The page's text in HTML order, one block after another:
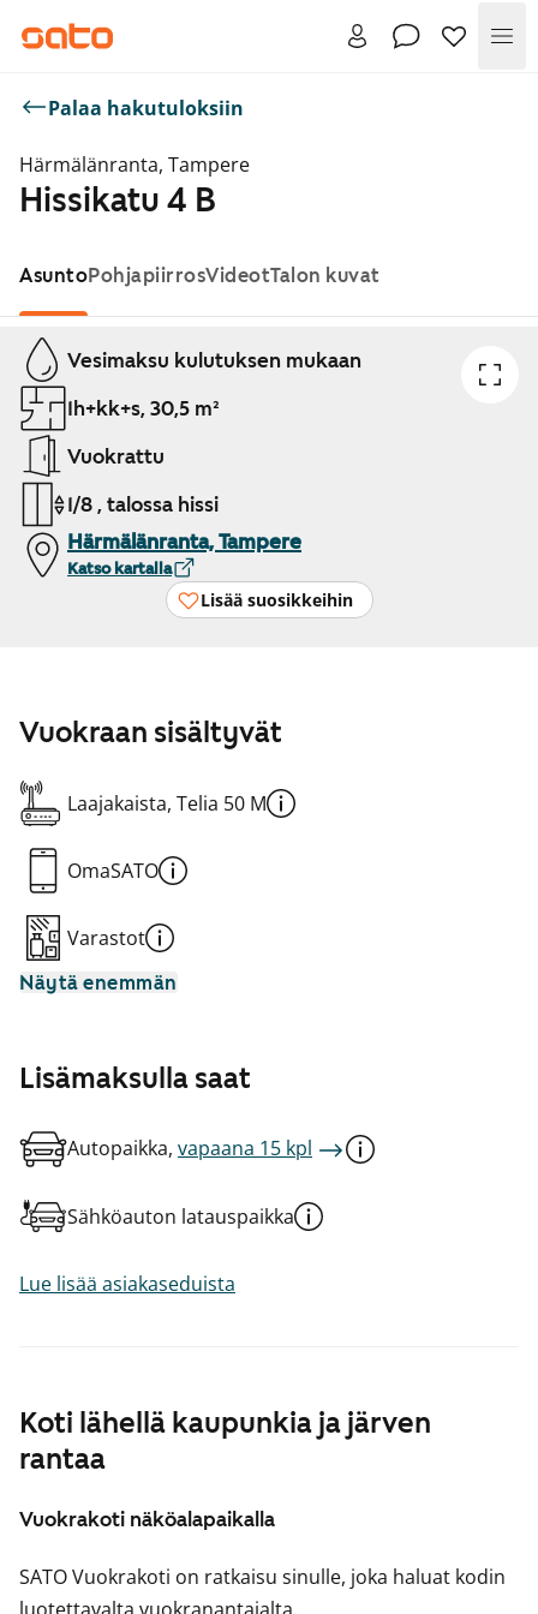
Palaa hakutuloksiin
Härmälänranta, Tampere
Hissikatu 4 B
AsuntoPohjapiirrosVideotTalon kuvat
Näytetään dia 1 / 1
Vesimaksu kulutuksen mukaan
1h+kk+s, 30,5 m²
Vuokrattu
1/8 , talossa hissi
Härmälänranta, Tampere
Katso kartalla
Lisää suosikkeihin
Koti lähellä kaupunkia ja järven
rantaa
Vuokrakoti näköalapaikalla
SATO Vuokrakoti on ratkaisu sinulle, joka haluat kodin
Vuokraan sisältyvät
Laajakaista, Telia 50 M
OmaSATO
Varastot
Näytä enemmän
Lisämaksulla saat
Autopaikka, vapaana 15 kpl
Sähköauton latauspaikka
Lue lisää asiakaseduista